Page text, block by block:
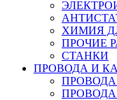
ХИМИЯ
ПРОЧИЕ
СТАНКИ
ПРОВОДА И